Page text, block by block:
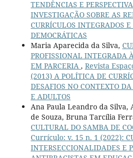
TENDÊNCIAS E
INVESTIGAÇÃO SOBRE AS
CURRÍCULOS INTEGRADOS E
DEMOCRÁTICAS
Maria Aparecida da Silva,
PROFISSIONAL INTEGRADA
EM PARCERIA , Revista
(2013) A POLÍTICA DE
DESAFIOS NO CONTEXTO
E ADULTOS
Ana Paula Leandro da Silva,
de Souza, Bruna Tarcília
CULTURAL DO SAMBA DE
Currículo: v. 15 n. 1 (2022):
INTERSECCIONALIDADES E